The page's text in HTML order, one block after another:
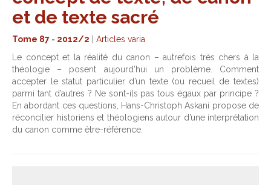
et de texte sacré
Tome 87 - 2012/2
Articles varia
Le concept et la réalité du canon – autrefois très chers à la
théologie – posent aujourd’hui un problème. Comment
accepter le statut particulier d’un texte (ou recueil de textes)
parmi tant d’autres ? Ne sont-ils pas tous égaux par principe ?
En abordant ces questions, Hans-Christoph Askani propose de
réconcilier historiens et théologiens autour d’une interprétation
du canon comme être-référence.